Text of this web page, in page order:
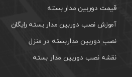
قیمت دوربین مدار بسته
آموزش نصب دوربین مدار بسته رایگان
نصب دوربین مداربسته در منزل
نقشه نصب دوربین مدار بسته